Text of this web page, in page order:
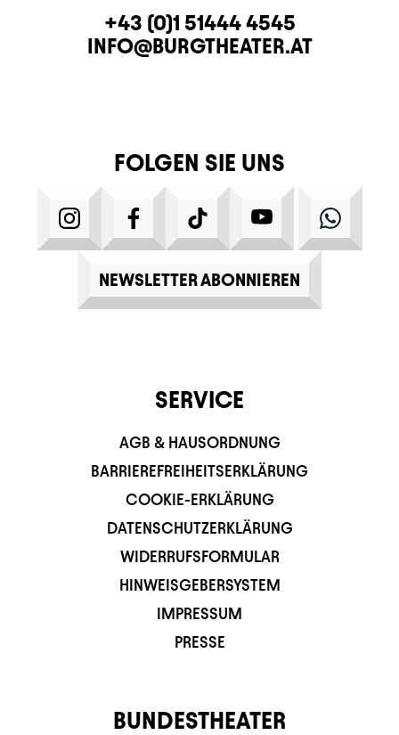
KONTAKTTELEFON
+43 (0)1 51444 4545
E-MAIL
INFO@BURGTHEATER.AT
FOLGEN SIE UNS
INSTAGRAMFACEBOOKTIKTOK YOUTUBE
NEWSLETTER ABONNIEREN
SERVICE
AGB & HAUSORDNUNG
BARRIEREFREIHEITSERKLÄRUNG
COOKIE-ERKLÄRUNG
DATENSCHUTZERKLÄRUNG
WIDERRUFSFORMULAR
HINWEISGEBERSYSTEM
IMPRESSUM
PRESSE
BUNDESTHEATER